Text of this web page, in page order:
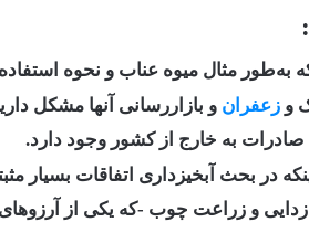
به‌طور مثال میوه عناب و نحوه
و زعفران و بازاررسانی آنها مشکل
صادرات به خارج از کشور وجود دارد.
در بحث آبخیزداری اتفاقات بسیار
و زراعت چوب -که یکی از